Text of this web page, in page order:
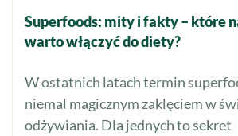
Superfoods: mity i fakty – które
warto włączyć do diety?
W ostatnich latach termin
niemal magicznym zaklęciem w
odżywiania. Dla jednych to sekret